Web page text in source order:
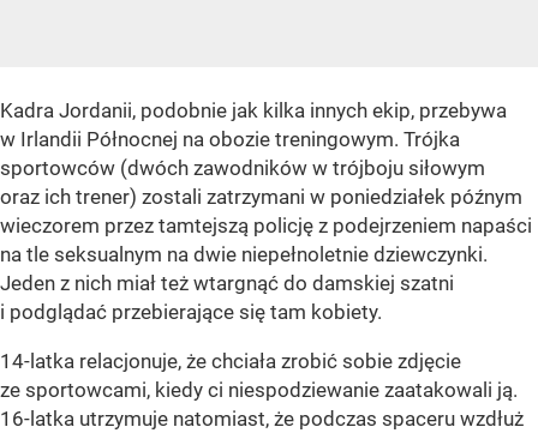
Kadra Jordanii, podobnie jak kilka innych ekip, przebywa
w Irlandii Północnej na obozie treningowym. Trójka
sportowców (dwóch zawodników w trójboju siłowym
oraz ich trener) zostali zatrzymani w poniedziałek późnym
wieczorem przez tamtejszą policję z podejrzeniem napaści
na tle seksualnym na dwie niepełnoletnie dziewczynki.
Jeden z nich miał też wtargnąć do damskiej szatni
i podglądać przebierające się tam kobiety.
14-latka relacjonuje, że chciała zrobić sobie zdjęcie
ze sportowcami, kiedy ci niespodziewanie zaatakowali ją.
16-latka utrzymuje natomiast, że podczas spaceru wzdłuż